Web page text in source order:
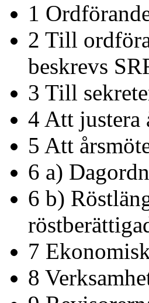
1
2 Till
beskrevs
3 Till
4 Att justera
5 Att
6 a)
6 b)
7
8